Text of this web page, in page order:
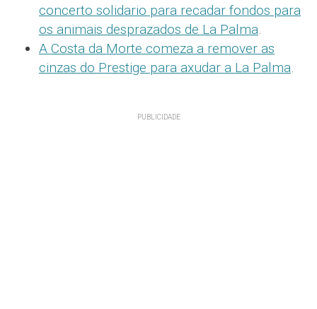
concerto solidario para recadar fondos para
os animais desprazados de La Palma.
A Costa da Morte comeza a remover as
cinzas do Prestige para axudar a La Palma.